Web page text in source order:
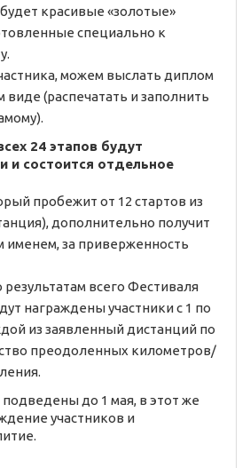
красивые «золотые»
специально к
можем выслать диплом
виде (распечатать и заполнить
24 этапов будут
и состоится отдельное
пробежит от 12 стартов из
дополнительно получит
именем, за приверженность
результатам всего Фестиваля
награждены участники с 1 по
из заявленный дистанций по
преодоленных километров/
подведены до 1 мая, в этот же
участников и